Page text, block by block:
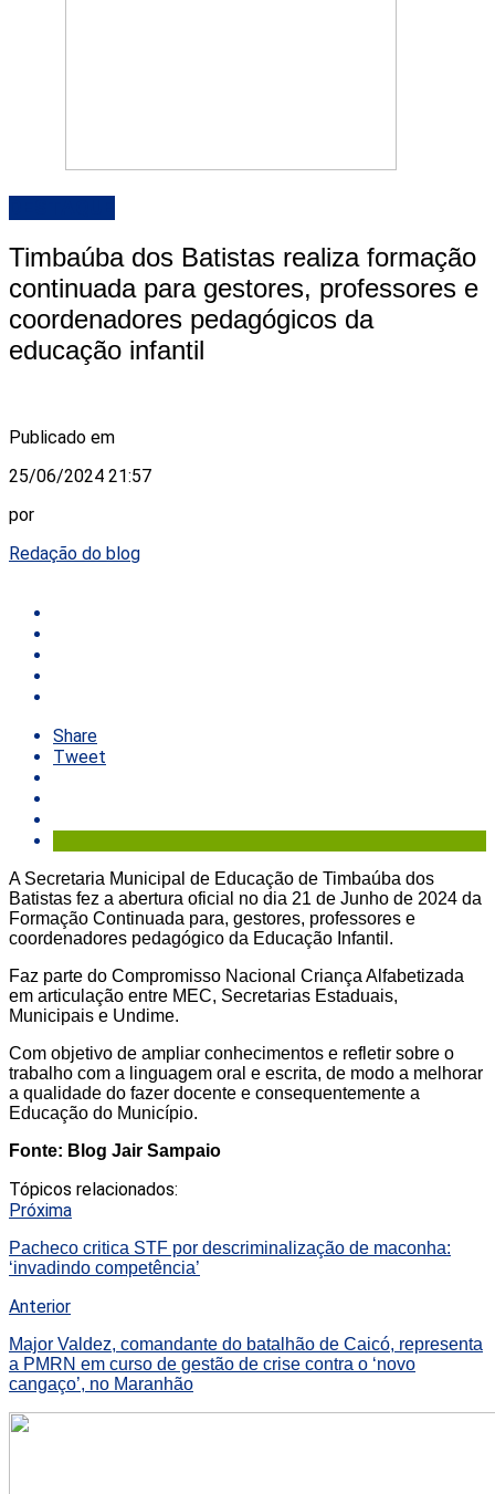
Timbaúba dos Batistas realiza formação
continuada para gestores, professores e
coordenadores pedagógicos da
educação infantil
Publicado em
25/06/2024 21:57
por
Redação do blog
Share
Tweet
A Secretaria Municipal de Educação de Timbaúba dos
Batistas fez a abertura oficial no dia 21 de Junho de 2024 da
Formação Continuada para, gestores, professores e
coordenadores pedagógico da Educação Infantil.
Faz parte do Compromisso Nacional Criança Alfabetizada
em articulação entre MEC, Secretarias Estaduais,
Municipais e Undime.
Com objetivo de ampliar conhecimentos e refletir sobre o
trabalho com a linguagem oral e escrita, de modo a melhorar
a qualidade do fazer docente e consequentemente a
Educação do Município.
Fonte: Blog Jair Sampaio
Tópicos relacionados:
Próxima
Pacheco critica STF por descriminalização de maconha:
‘invadindo competência’
Anterior
Major Valdez, comandante do batalhão de Caicó, representa
a PMRN em curso de gestão de crise contra o ‘novo
cangaço’, no Maranhão